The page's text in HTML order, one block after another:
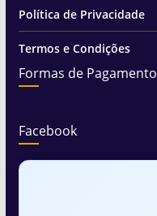
Política de Privacidade
Termos e Condições
Formas de Pagamento
Facebook